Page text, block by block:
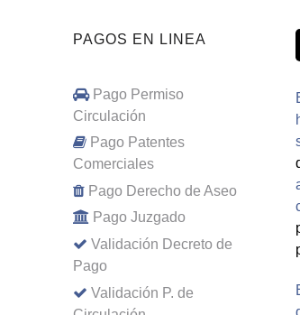
PAGOS EN LINEA
Pago Permiso
Circulación
Pago Patentes
Comerciales
Pago Derecho de Aseo
Pago Juzgado
Validación Decreto de
Pago
Validación P. de